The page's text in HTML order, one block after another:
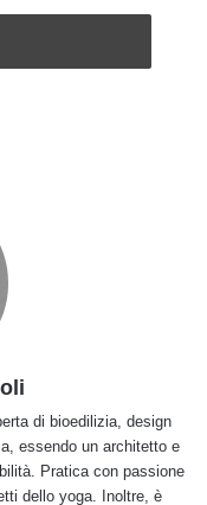
di bioedilizia, design
essendo un architetto e
Pratica con passione
dello yoga. Inoltre, è